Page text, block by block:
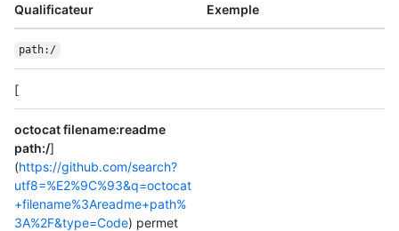
Qualificateur Exemple
path:/
[
octocat filename:readme
path:/]
(https://github.com/search?
utf8=%E2%9C%93&q=octocat
+filename%3Areadme+path%
3A%2F&type=Code) permet